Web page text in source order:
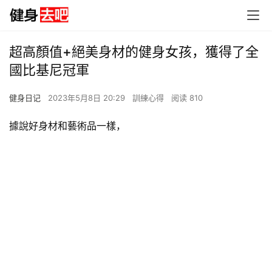
超高顏值+絕美身材的健身女孩，獲得了全
國比基尼冠軍
健身日记 2023年5月8日 20:29 訓練心得 阅读 810
據說好身材和藝術品一樣，